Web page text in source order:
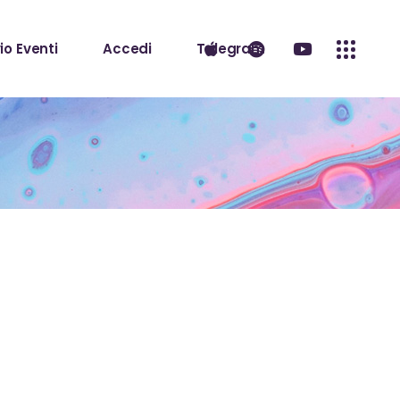
Eventi Accedi Telegram